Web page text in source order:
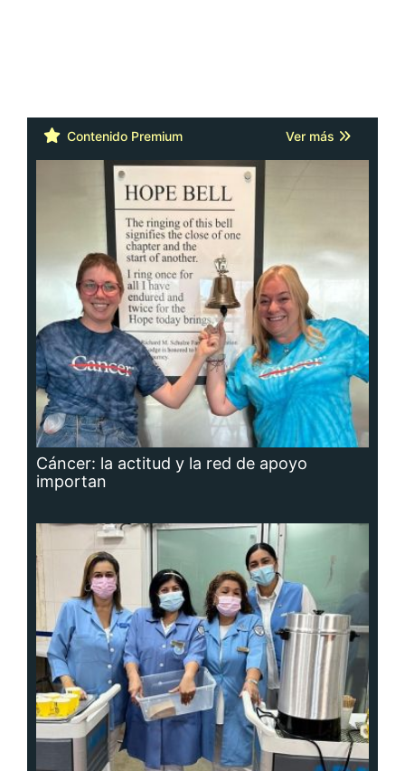
Contenido Premium Ver más
Cáncer: la actitud y la red de apoyo
importan